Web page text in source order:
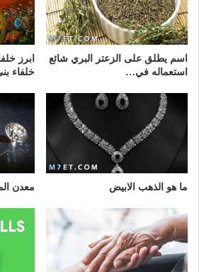
اسم يطلق على الزعتر البري شائع
استعماله في…
خلفاء
ما هو الذهب الابيض معدن